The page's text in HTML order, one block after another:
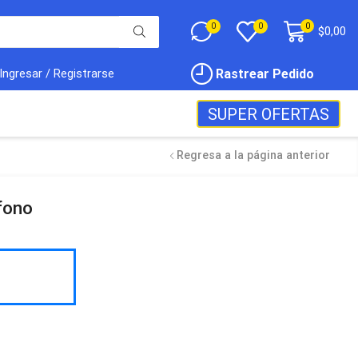
0 0 0 $0,00
Ingresar / Registrarse Rastrear Pedido
SUPER OFERTAS
Regresa a la página anterior